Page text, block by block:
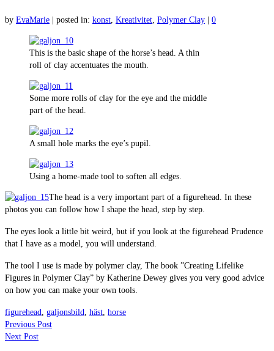
by EvaMarie posted in: konst, Kreativitet, Polymer Clay 0
This is the basic shape of the horse’s head. A thin
roll of clay accentuates the mouth.
Some more rolls of clay for the eye and the middle
part of the head.
A small hole marks the eye’s pupil.
Using a home-made tool to soften all edges.
The head is a very important part of a figurehead. In these
photos you can follow how I shape the head, step by step.
The eyes look a little bit weird, but if you look at the figurehead Prudence
that I have as a model, you will understand.
The tool I use is made by polymer clay, The book ”Creating Lifelike
Figures in Polymer Clay” by Katherine Dewey gives you very good advice
on how you can make your own tools.
figurehead, galjonsbild, häst, horse
Previous Post
Next Post